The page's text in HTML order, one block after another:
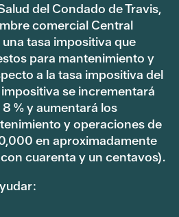
del Condado de Travis,
comercial Central
tasa impositiva que
para mantenimiento y
a la tasa impositiva del
se incrementará
% y aumentará los
y operaciones de
en aproximadamente
cuarenta y un centavos).